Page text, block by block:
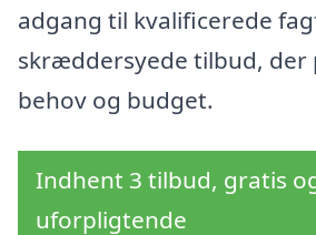
adgang til kvalificerede
skræddersyede tilbud, der
behov og budget.
Indhent 3 tilbud, gratis
uforpligtende